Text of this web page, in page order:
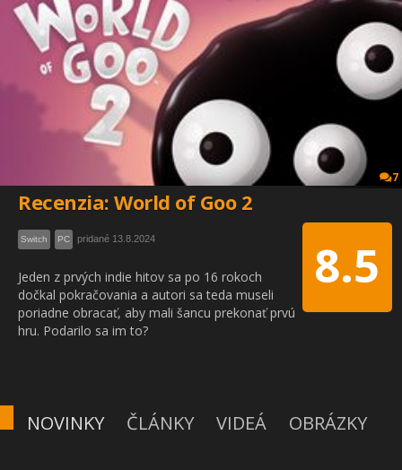
7
Recenzia: World of Goo 2
8.5
Switch PC pridané 13.8.2024
Jeden z prvých indie hitov sa po 16 rokoch
dočkal pokračovania a autori sa teda museli
poriadne obracať, aby mali šancu prekonať prvú
hru. Podarilo sa im to?
NOVINKY ČLÁNKY VIDEÁ OBRÁZKY